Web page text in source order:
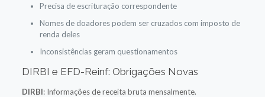
Precisa de escrituração correspondente
Nomes de doadores podem ser cruzados com imposto de
renda deles
Inconsistências geram questionamentos
DIRBI e EFD-Reinf: Obrigações Novas
DIRBI: Informações de receita bruta mensalmente.